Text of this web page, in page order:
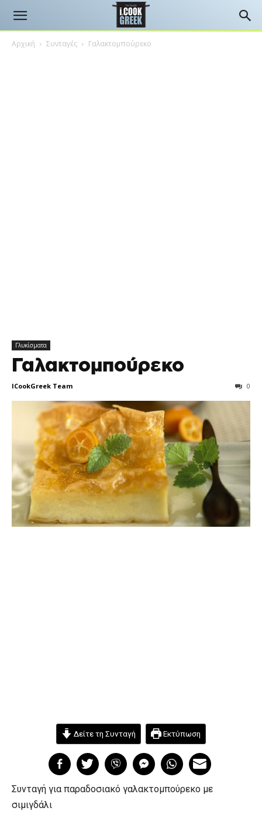
Αρχική Συνταγές Γαλακτομπούρεκο
Γλυκίσματα
Γαλακτομπούρεκο
ICookGreek Team 0
Δείτε τη Συνταγή Εκτύπωση
Συνταγή για παραδοσιακό γαλακτομπούρεκο με
σιμιγδάλι